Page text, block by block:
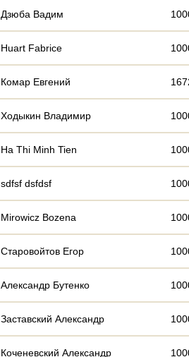
Дзюба Вадим
Huart Fabrice
Комар Евгений
Ходыкин Владимир
Ha Thi Minh Tien
sdfsf dsfdsf
Mirowicz Bozena
Старовойтов Егор
Александр Бутенко
Заставский Александр
Коченевский Александр